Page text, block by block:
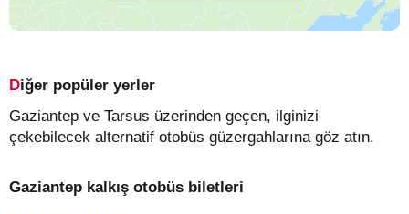
Diğer popüler yerler
Gaziantep ve Tarsus üzerinden geçen, ilginizi
çekebilecek alternatif otobüs güzergahlarına göz atın.
Gaziantep kalkış otobüs biletleri